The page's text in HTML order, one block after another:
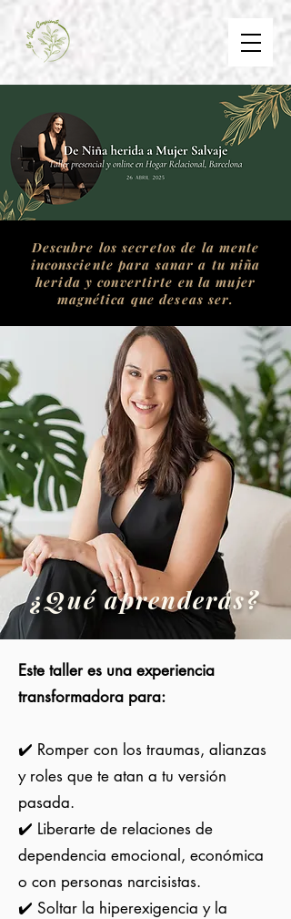
Descubre los secretos de la mente
inconsciente para sanar a tu niña
herida y convertirte en la mujer
magnética que deseas ser.
¿Qué aprenderás?
Este taller es una experiencia
transformadora para:
✔️ Romper con los traumas, alianzas
y roles que te atan a tu versión
pasada.
✔️ Liberarte de relaciones de
dependencia emocional, económica
o con personas narcisistas.
✔️ Soltar la hiperexigencia y la